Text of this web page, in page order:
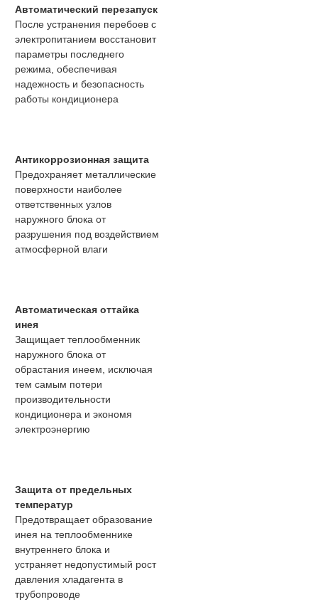
Автоматический перезапуск
После устранения перебоев с
электропитанием восстановит
параметры последнего
режима, обеспечивая
надежность и безопасность
работы кондиционера
Антикоррозионная защита
Предохраняет металлические
поверхности наиболее
ответственных узлов
наружного блока от
разрушения под воздействием
атмосферной влаги
Автоматическая оттайка
инея
Защищает теплообменник
наружного блока от
обрастания инеем, исключая
тем самым потери
производительности
кондиционера и экономя
электроэнергию
Защита от предельных
температур
Предотвращает образование
инея на теплообменнике
внутреннего блока и
устраняет недопустимый рост
давления хладагента в
трубопроводе